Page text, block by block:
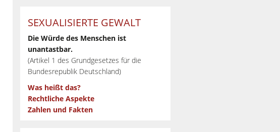
SEXUALISIERTE GEWALT
Die Würde des Menschen ist
unantastbar.
(Artikel 1 des Grundgesetzes für die
Bundesrepublik Deutschland)
Was heißt das?
Rechtliche Aspekte
Zahlen und Fakten